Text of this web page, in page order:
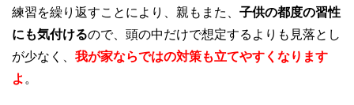
練習を繰り返すことにより、親もまた、 子供の都度の習性
にも気付けるので、頭の中だけで想定するよりも見落とし
が少なく、 我が家ならではの対策も立てやすくなります
よ 。